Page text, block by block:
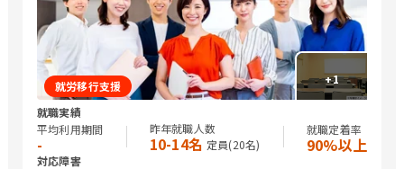
+1
就労移行支援
就職実績
平均利用期間
-
昨年就職人数
10-14名 定員(20名)
就職定着率
90%以上
対応障害